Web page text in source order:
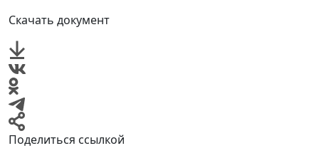
Скачать документ
Поделиться ссылкой